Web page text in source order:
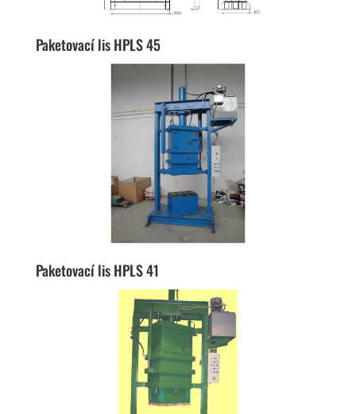
Paketovací lis HPLS 45
Paketovací lis HPLS 41